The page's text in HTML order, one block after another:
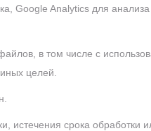
Google Analytics для
в том числе с
целей.
срока обработки